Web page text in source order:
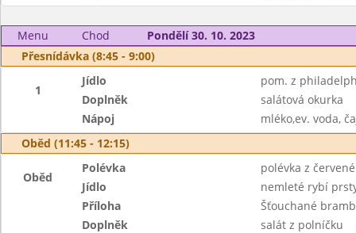
Menu Chod
Pondělí 30. 10. 2023
Přesnídávka (8:45 - 9:00)
1
Jídlo
pom. z
Doplněk
salátová okurka
Nápoj
mléko,ev. voda,
Oběd (11:45 - 12:15)
Oběd
Polévka
polévka z
Jídlo
nemleté rybí
Příloha
Šťouchané
Doplněk
salát z polníčku